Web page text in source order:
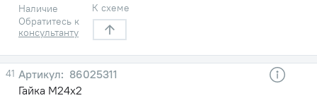
Наличие
Обратитесь к
консультанту
К схеме
41
86025311
Гайка М24х2